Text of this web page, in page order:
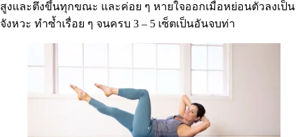
สูงและตึงขึ้นทุกขณะ และค่อย ๆ หายใจออกเมื่อหย่อนตัวลงเป็น
จังหวะ ทำซ้ำเรื่อย ๆ จนครบ 3 – 5 เซ็ตเป็นอันจบท่า